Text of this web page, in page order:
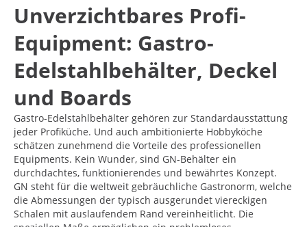
Unverzichtbares Profi-
Equipment: Gastro-
Edelstahlbehälter, Deckel
und Boards
Gastro-Edelstahlbehälter gehören zur Standardausstattung
jeder Profiküche. Und auch ambitionierte Hobbyköche
schätzen zunehmend die Vorteile des professionellen
Equipments. Kein Wunder, sind GN-Behälter ein
durchdachtes, funktionierendes und bewährtes Konzept.
GN steht für die weltweit gebräuchliche Gastronorm, welche
die Abmessungen der typisch ausgerundet viereckigen
Schalen mit auslaufendem Rand vereinheitlicht. Die